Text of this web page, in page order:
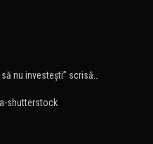
nu investeşti” scrisă…